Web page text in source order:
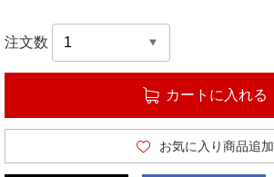
注文数
カートに入れる
お気に入り商品追加